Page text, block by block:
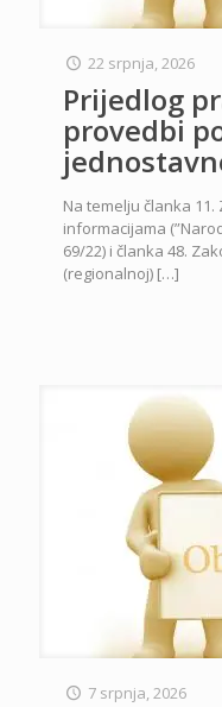
22 srpnja, 2026
Prijedlog
provedbi
Na temelju članka
informacijama
69/22) i članka 48.
(regionalnoj) […]
7 srpnja, 2026